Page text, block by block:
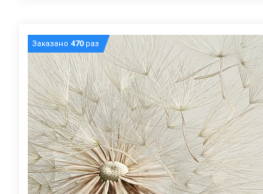
Заказано 470раз